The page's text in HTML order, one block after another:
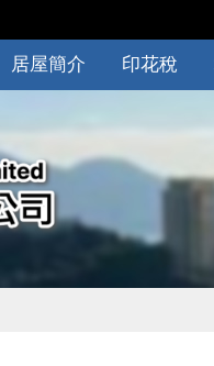
居屋簡介 印花稅